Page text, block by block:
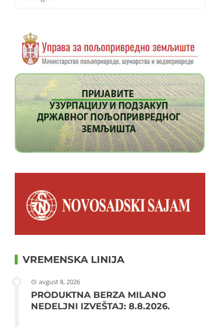
za:
VREMENSKA LINIJA
avgust 8, 2026
PRODUKTNA BERZA MILANO
NEDELJNI IZVEŠTAJ: 8.8.2026.